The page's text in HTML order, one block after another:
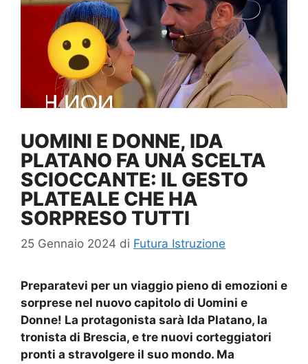
UOMINI E DONNE, IDA
PLATANO FA UNA SCELTA
SCIOCCANTE: IL GESTO
PLATEALE CHE HA
SORPRESO TUTTI
25 Gennaio 2024 di Futura Istruzione
Preparatevi per un viaggio pieno di emozioni e
sorprese nel nuovo capitolo di Uomini e
Donne! La protagonista sarà Ida Platano, la
tronista di Brescia, e tre nuovi corteggiatori
pronti a stravolgere il suo mondo. Ma